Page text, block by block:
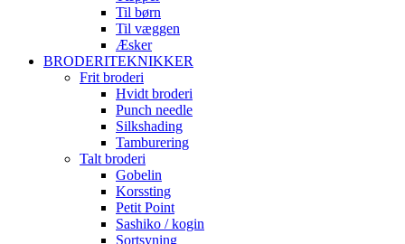
Til børn
Til væggen
Æsker
BRODERITEKNIKKER
Frit broderi
Hvidt broderi
Punch needle
Silkshading
Tamburering
Talt broderi
Gobelin
Korssting
Petit Point
Sashiko / kogin
Sortsyning